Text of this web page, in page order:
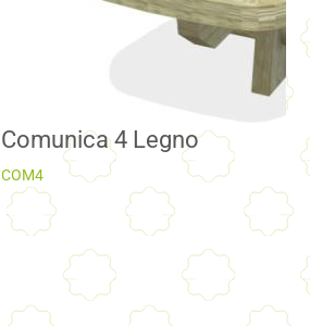
Comunica 4 Legno
COM4